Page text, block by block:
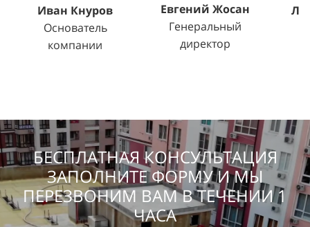
Иван Кнуров
Основатель
компании
Евгений Жосан
Генеральный
директор
БЕСПЛАТНАЯ КОНСУЛЬТАЦИЯ
ЗАПОЛНИТЕ ФОРМУ И МЫ
ПЕРЕЗВОНИМ ВАМ В ТЕЧЕНИИ 1
ЧАСА